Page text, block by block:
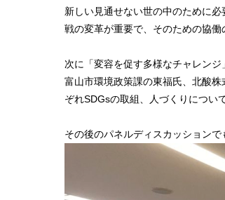
新しい見通せない世の中のために
戦の変革が重要で、そのための協
次に「変容を促す多様なチャレンジ
富山市環境政策課の東福氏、北酸
ぞれSDGsの取組、人づくりについ
その後のパネルディスカッションで